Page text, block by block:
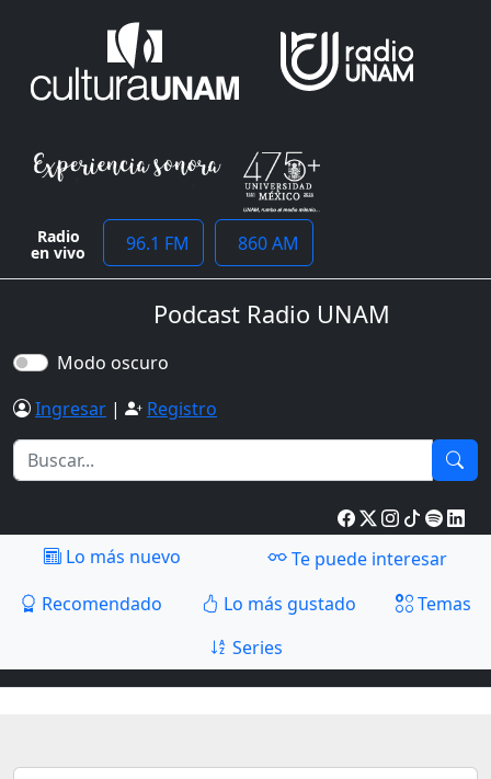
Radio
en vivo 96.1 FM 860 AM
Podcast Radio UNAM
Modo oscuro
Ingresar | Registro
Lo más nuevo
Te puede interesar
Recomendado
Lo más gustado
Temas
Series